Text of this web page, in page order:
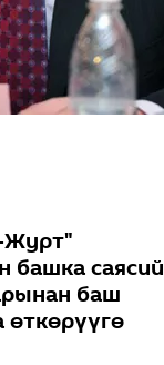
Журт"
башка саясий
баш